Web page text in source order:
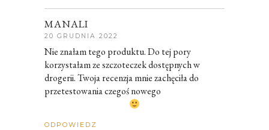
MANALI
20 GRUDNIA 2022
Nie znałam tego produktu. Do tej pory
korzystałam ze szczoteczek dostępnych w
drogerii. Twoja recenzja mnie zachęciła do
przetestowania czegoś nowego
ODPOWIEDZ